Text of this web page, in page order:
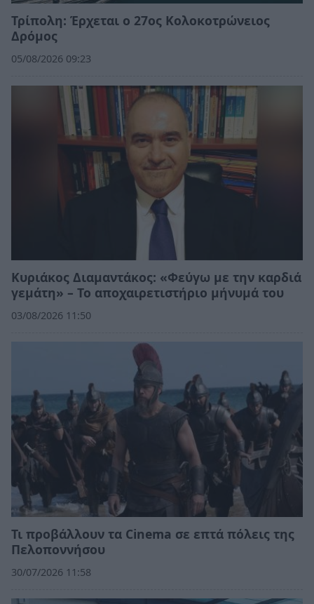
Τρίπολη: Έρχεται ο 27ος Κολοκοτρώνειος
Δρόμος
05/08/2026 09:23
Κυριάκος Διαμαντάκος: «Φεύγω με την καρδιά
γεμάτη» – Το αποχαιρετιστήριο μήνυμά του
03/08/2026 11:50
Τι προβάλλουν τα Cinema σε επτά πόλεις της
Πελοποννήσου
30/07/2026 11:58